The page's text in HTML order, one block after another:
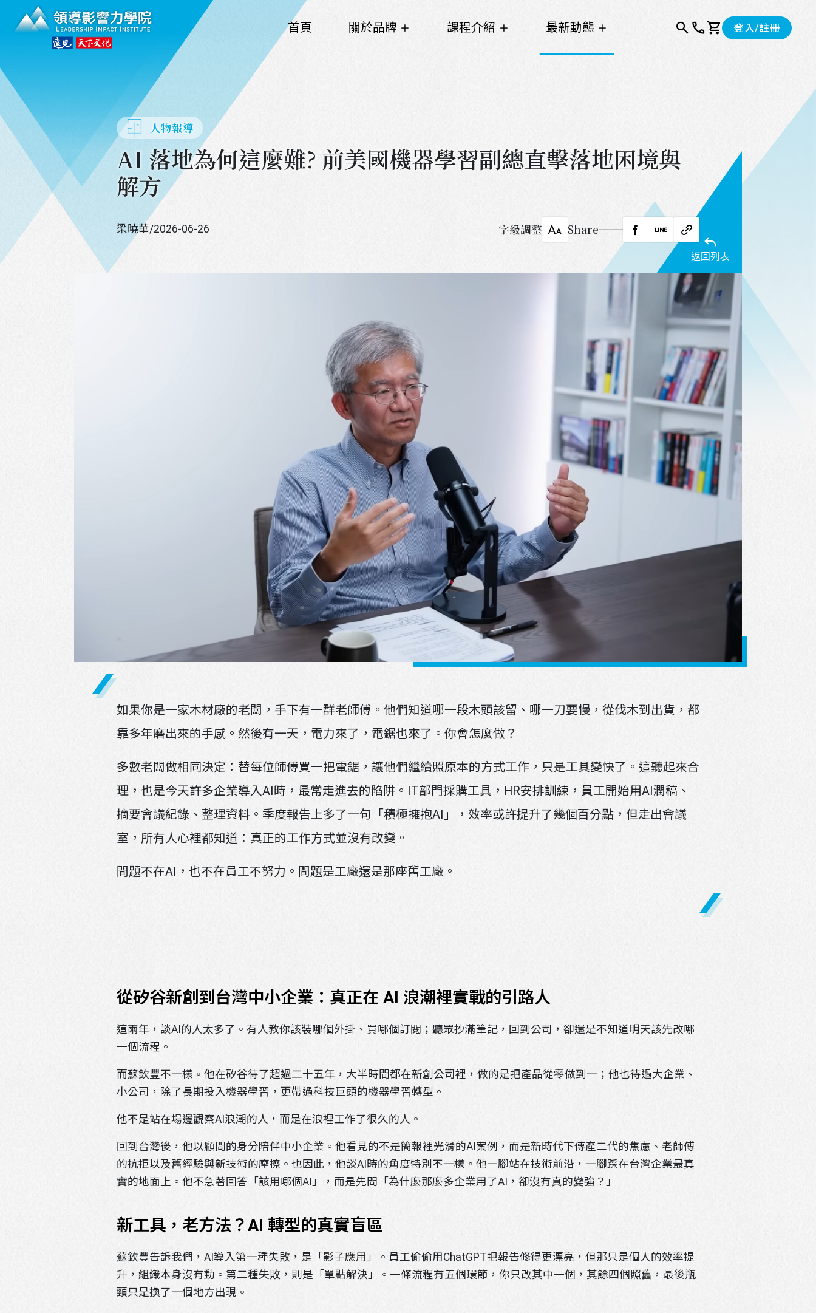
領導影響力學院
首頁 關於品牌 課程介紹 最新動態
搜尋諮詢服務
購物車
登入/註冊
人物報導
AI 落地為何這麼難? 前美國機器學習副總直擊落地困境與
解方
梁曉華/2026-06-26 字級調整
字級調整
Share
facebook
LINE複製連結
返回列表
如果你是一家木材廠的老闆，手下有一群老師傅。他們知道哪一段木頭該留、哪一刀要慢，從伐木到出貨，都
靠多年磨出來的手感。然後有一天，電力來了，電鋸也來了。你會怎麼做？
多數老闆做相同決定：替每位師傅買一把電鋸，讓他們繼續照原本的方式工作，只是工具變快了。這聽起來合
理，也是今天許多企業導入AI時，最常走進去的陷阱。IT部門採購工具，HR安排訓練，員工開始用AI潤稿、
摘要會議紀錄、整理資料。季度報告上多了一句「積極擁抱AI」，效率或許提升了幾個百分點，但走出會議
室，所有人心裡都知道：真正的工作方式並沒有改變。
問題不在AI，也不在員工不努力。問題是工廠還是那座舊工廠。
從矽谷新創到台灣中小企業：真正在 AI 浪潮裡實戰的引路人
這兩年，談AI的人太多了。有人教你該裝哪個外掛、買哪個訂閱；聽眾抄滿筆記，回到公司，卻還是不知道明天該先改哪
一個流程。
而蘇欽豐不一樣。他在矽谷待了超過二十五年，大半時間都在新創公司裡，做的是把產品從零做到一；他也待過大企業、
小公司，除了長期投入機器學習，更帶過科技巨頭的機器學習轉型。
他不是站在場邊觀察AI浪潮的人，而是在浪裡工作了很久的人。
回到台灣後，他以顧問的身分陪伴中小企業。他看見的不是簡報裡光滑的AI案例，而是新時代下傳產二代的焦慮、老師傅
的抗拒以及舊經驗與新技術的摩擦。也因此，他談AI時的角度特別不一樣。他一腳站在技術前沿，一腳踩在台灣企業最真
實的地面上。他不急著回答「該用哪個AI」，而是先問「為什麼那麼多企業用了AI，卻沒有真的變強？」
新工具，老方法？AI 轉型的真實盲區
蘇欽豐告訴我們，AI導入第一種失敗，是「影子應用」。員工偷偷用ChatGPT把報告修得更漂亮，但那只是個人的效率提
升，組織本身沒有動。第二種失敗，則是「單點解決」。一條流程有五個環節，你只改其中一個，其餘四個照舊，最後瓶
頸只是換了一個地方出現。
LINE官方帳號
掃描行動條碼即可將官方帳號加入好友
請先點選LINE應用程式搜尋欄位旁的掃描圖示，再掃描此行動條碼。